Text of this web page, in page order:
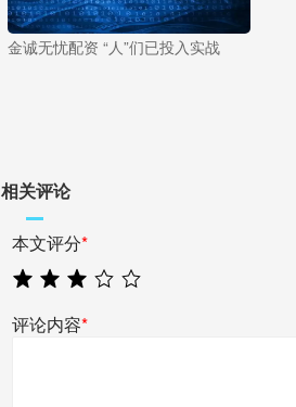
金诚无忧配资 “人”们已投入实战
相关评论
本文评分*
评论内容*